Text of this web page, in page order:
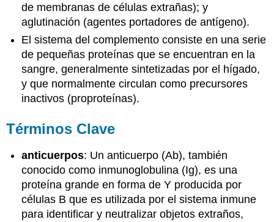
de membranas de células extrañas); y
aglutinación (agentes portadores de antígeno).
El sistema del complemento consiste en una serie
de pequeñas proteínas que se encuentran en la
sangre, generalmente sintetizadas por el hígado,
y que normalmente circulan como precursores
inactivos (proproteínas).
Términos Clave
anticuerpos: Un anticuerpo (Ab), también
conocido como inmunoglobulina (Ig), es una
proteína grande en forma de Y producida por
células B que es utilizada por el sistema inmune
para identificar y neutralizar objetos extraños,